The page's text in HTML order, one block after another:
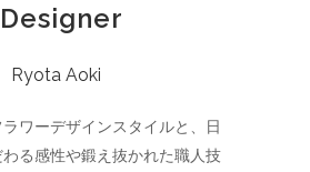
Designer
Ryota Aoki
ワーデザインスタイルと、日
る感性や鍛え抜かれた職人技